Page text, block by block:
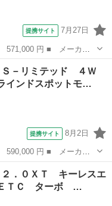
提携サイト 7月27日
グレード名： ２．０
－ＭＷ２００Ｄ） Ａ
Ｓ－リミテッド ４Ｗ
ンドスポットモ…
提携サイト 8月2日
グレード名： Ｓ－リ
ポットモニター 冬タ
２．０ＸＴ キーレスエ
ＴＣ ターボ …